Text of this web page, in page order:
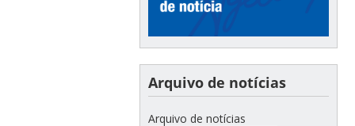
Arquivo de notícias
Arquivo de notícias